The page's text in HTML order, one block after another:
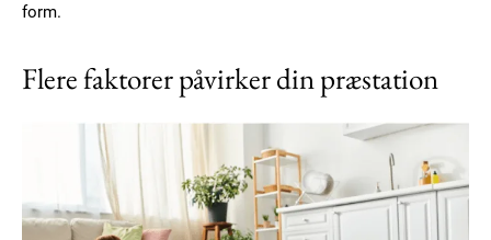
form.
Flere faktorer påvirker din præstation